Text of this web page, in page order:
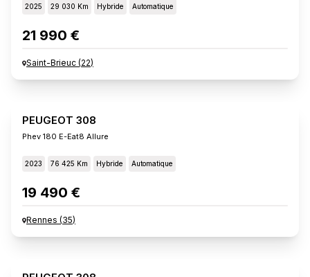
2025 29 030 Km Hybride Automatique
21 990 €
Saint-Brieuc (22)
PEUGEOT 308
Phev 180 E-Eat8 Allure
2023 76 425 Km Hybride Automatique
19 490 €
Rennes (35)